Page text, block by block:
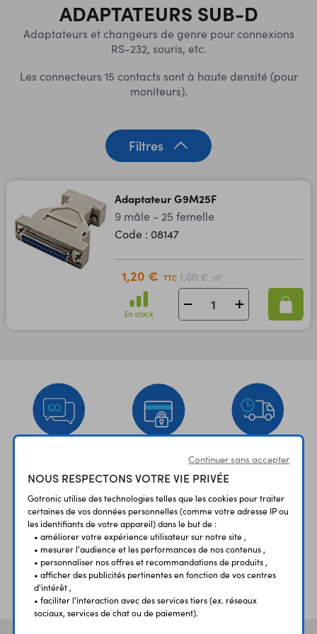
ADAPTATEURS SUB-D
Adaptateurs et changeurs de genre pour connexions
RS-232, souris, etc.
Les connecteurs 15 contacts sont à haute densité (pour
moniteurs).
Filtres
Adaptateur G9M25F
9 mâle - 25 femelle
Code : 08147
1,20 € TTC 1,00 € HT
En stock
UN CONSEIL?
SÉCURISÉ
LIVRAISON
ÉTABLISSEMENTS
PLUS 30 ANS
Continuer sans accepter
NOUS RESPECTONS VOTRE VIE PRIVÉE
Gotronic utilise des technologies telles que les cookies pour traiter
certaines de vos données personnelles (comme votre adresse IP ou
les identifiants de votre appareil) dans le but de :
• améliorer votre expérience utilisateur sur notre site ,
• mesurer l'audience et les performances de nos contenus ,
• personnaliser nos offres et recommandations de produits ,
• afficher des publicités pertinentes en fonction de vos centres
d'intérêt ,
• faciliter l'interaction avec des services tiers (ex. réseaux
sociaux, services de chat ou de paiement).